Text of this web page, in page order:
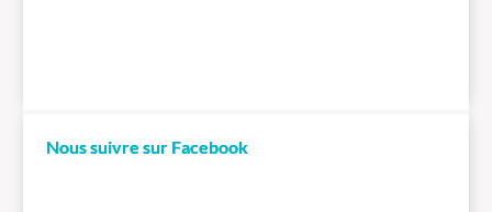
Nous suivre sur Facebook